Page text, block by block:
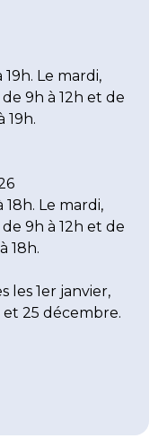
Le mardi,
9h à 12h et de
19h.
Le mardi,
9h à 12h et de
18h.
les 1er janvier,
et 25 décembre.